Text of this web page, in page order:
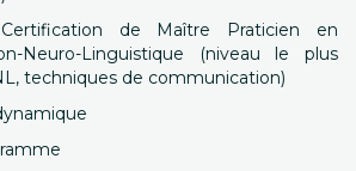
de Maître Praticien en
Neuro-Linguistique (niveau le plus
techniques de communication)